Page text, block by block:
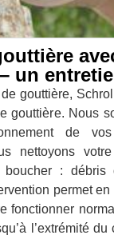
un
gouttière,
gouttière. Nous
de
nettoyons
: débris
permet en
fonctionner
l’extrémité du